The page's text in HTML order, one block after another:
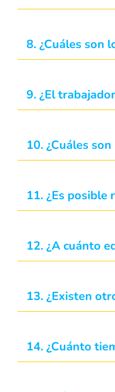
8. ¿Cuáles son
9. ¿El
10. ¿Cuáles
11. ¿Es
12. ¿A cuánto
13. ¿Existen
14. ¿Cuánto